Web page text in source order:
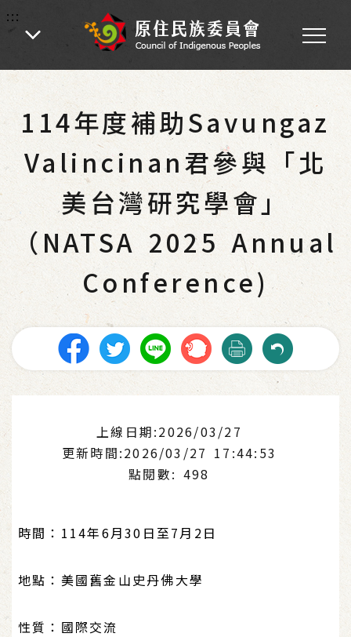
:::
:::
首頁 業務專區 - 各處業務 - 綜合規劃
-
聯合國及國際事務專區
114年度補助Savungaz
Valincinan君參與「北
美台灣研究學會」
（NATSA 2025 Annual
Conference)
上線日期:2026/03/27
更新時間:2026/03/27 17:44:53
點閱數: 498
時間：114年6月30日至7月2日
地點：美國舊金山史丹佛大學
性質：國際交流